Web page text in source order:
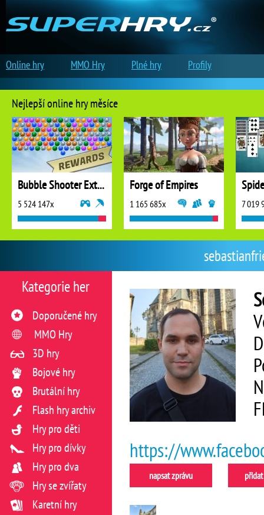
https://
napsat zprávu
Kategorie her
Doporučené hry
MMO Hry
3D hry
Bojové hry
Brutální hry
Flash hry archiv
Hry pro děti
Hry pro dívky
Hry pro dva
Hry se zvířaty
Karetní hry
Nejlepší online hry měsíce
Bubble Shooter Extreme
5 524 147x
Forge of Empires
1 165 685x 7 019
Online hry MMO Hry Plné hry Profily